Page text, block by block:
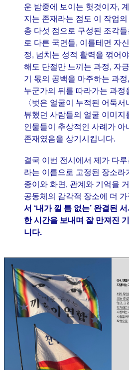
운 밤중에 보이는 헛것이자,
지는 존재라는 점도 이 작업
총 다섯 점으로 구성된 조각
로 다른 국면들, 이를테면 자
정, 넘치는 성적 활력을 꺾어
해도 단절만 느끼는 과정, 자
기 몫의 공백을 마주하는 과
누군가의 뒤를 따라가는 과정
〈벗은 얼굴이 누적된 어둑
뷰했던 사람들의 얼굴 이미지
인물들이 추상적인 사례가 아
존재였음을 상기시킵니다.
결국 이번 전시에서 제가 다
라는 이름으로 고정된 장소라
종이와 화면, 관계와 기억을
공동체의 감각적 장소에 더
서 ‘내가 낄 틈 없는’ 완결된
한 시간을 보내며 잘 만져진
니다.